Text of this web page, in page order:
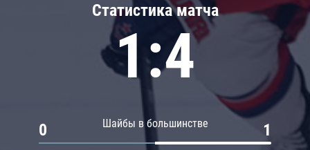
Статистика матча
1:4
Шайбы в большинстве
0 1